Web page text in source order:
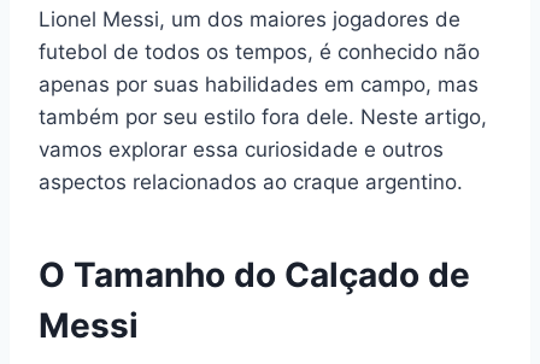
Lionel Messi, um dos maiores jogadores de
futebol de todos os tempos, é conhecido não
apenas por suas habilidades em campo, mas
também por seu estilo fora dele. Neste artigo,
vamos explorar essa curiosidade e outros
aspectos relacionados ao craque argentino.
O Tamanho do Calçado de
Messi